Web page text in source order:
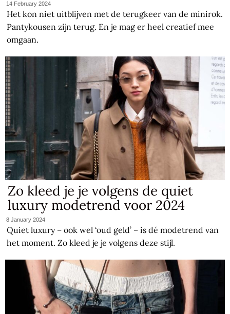
14 February 2024
Het kon niet uitblijven met de terugkeer van de minirok.
Pantykousen zijn terug. En je mag er heel creatief mee
omgaan.
Zo kleed je je volgens de quiet
luxury modetrend voor 2024
8 January 2024
Quiet luxury – ook wel ‘oud geld’ – is dé modetrend van
het moment. Zo kleed je je volgens deze stijl.